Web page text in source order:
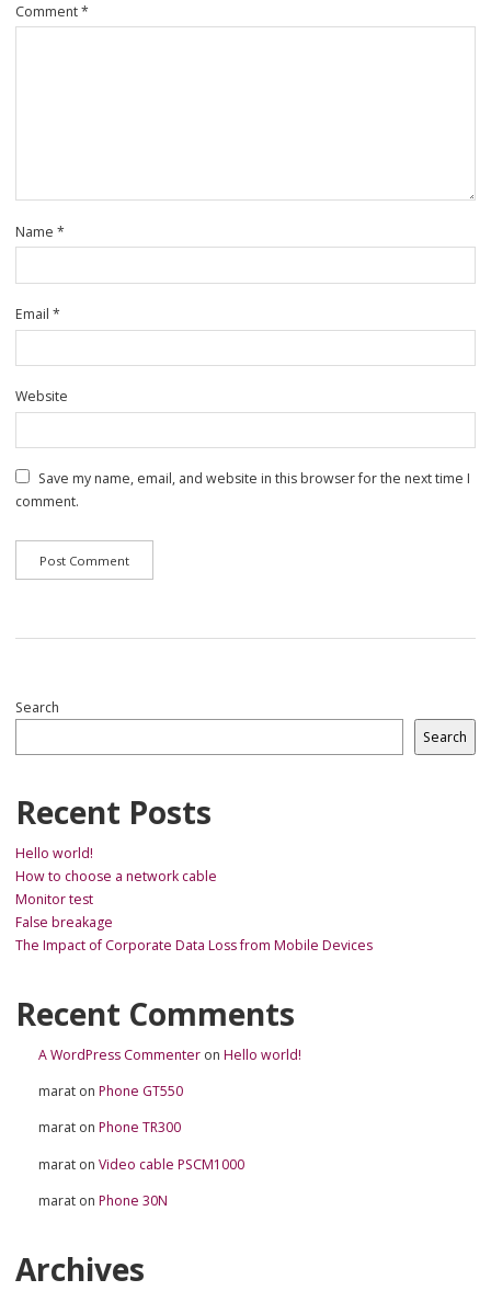
Comment*
Name *
Email *
Website
Save my name, email, and website in this browser for the next time I
comment.
Search
Search
Recent Posts
Hello world!
How to choose a network cable
Monitor test
False breakage
The Impact of Corporate Data Loss from Mobile Devices
Recent Comments
A WordPress Commenter on Hello world!
marat on Phone GT550
marat on Phone TR300
marat on Video cable PSCM1000
marat on Phone 30N
Archives